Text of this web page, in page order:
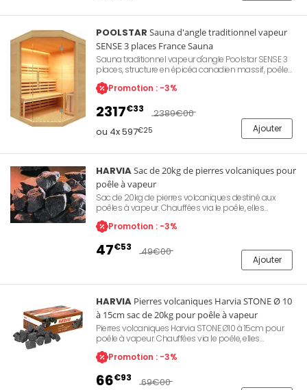
POOLSTAR Sauna d'angle traditionnel vapeur
SENSE 3 places France Sauna
Sauna traditionnel vapeur d'angle Poolstar SENSE 3
places, structure en épicéa canadien massif, poêle
électrique Harvia 4,5 kW inclus avec pierres de lave,
façade panoramique en verre trempé 8 mm,
complet fourni, dimensions 155 x 155 x 200 cm, poids
180 kg, alimentation compatible 230 V ou 415 V.
Référence Poolstar SN-SENSE-3CPK.
Promotion : -3%
2317€33 2389€00
ou 4x 597€25 Ajouter
HARVIASac de 20kg de pierres volcaniques pour
poêle à vapeur
Sac de 20kg de pierres volcaniques destiné aux
poêles à vapeur. Chauffées via le poêle, elles
permettent de transformer l'eau versée sur ces
dernières en vapeur relaxante.
Promotion : -3%
47€53 49€00
Ajouter
HARVIA Pierres volcaniques Harvia STONE Ø 10
à 15cm sac de 20kg pour poêle à vapeur
Pierres volcaniques Harvia STONE Ø10 à 15cm pour
poêle à vapeur. Chauffées via le poêle, elles
permettent de transformer l'eau versée sur ces
dernières en vapeur relaxante pour votre bien-être.
Promotion : -3%
66€93 69€00